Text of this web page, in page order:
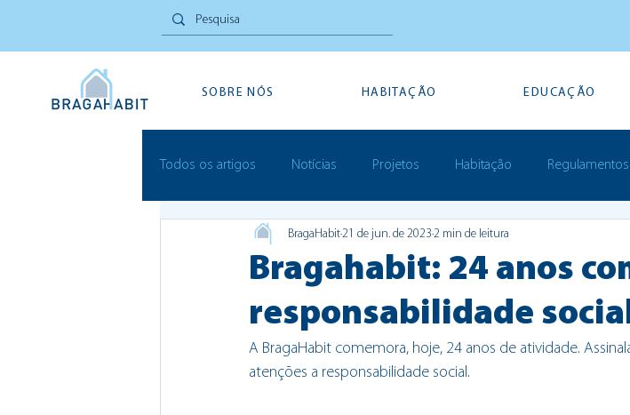
SOBRE NÓS HABITAÇÃO EDUCAÇÃO
Todos os artigos Notícias Projetos Habitação Regulamentos
Inovação Social Festivais Prémios
Bragahabit: 24 anos
responsabilidade
BragaHabit21 de jun. de 2023 2 min de leitura
A BragaHabit comemora, hoje, 24 anos de atividade.
atenções a responsabilidade social.